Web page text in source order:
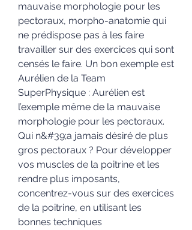
mauvaise morphologie pour les
pectoraux, morpho-anatomie qui
ne prédispose pas à les faire
travailler sur des exercices qui sont
censés le faire. Un bon exemple est
Aurélien de la Team
SuperPhysique : Aurélien est
l’exemple même de la mauvaise
morphologie pour les pectoraux.
Qui n&#39;a jamais désiré de plus
gros pectoraux ? Pour développer
vos muscles de la poitrine et les
rendre plus imposants,
concentrez-vous sur des exercices
de la poitrine, en utilisant les
bonnes techniques